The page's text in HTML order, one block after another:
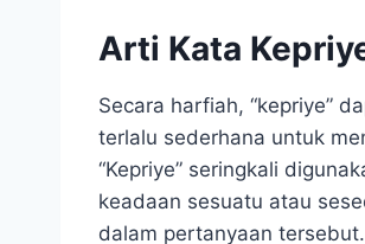
Arti Kata
Secara harfiah, “kepriye”
terlalu sederhana untuk
“Kepriye” seringkali
keadaan sesuatu atau
dalam pertanyaan tersebut.